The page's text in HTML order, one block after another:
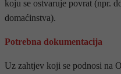
koju se ostvaruje povrat (npr.
domaćinstva).
Potrebna dokumentacija
Uz zahtjev koji se podnosi na